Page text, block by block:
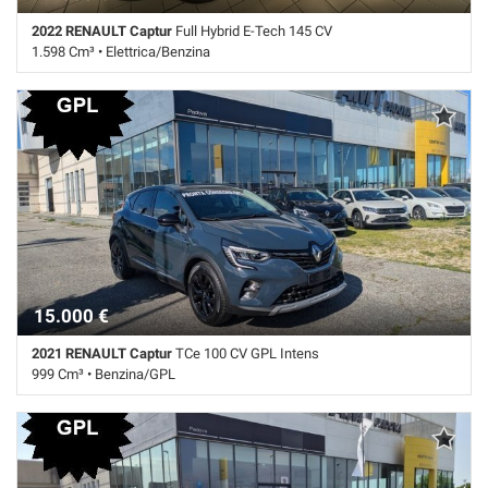
2022 RENAULT Captur Full Hybrid E-Tech 145 CV
1.598 Cm³ • Elettrica/Benzina
34.000 Km • Cambio Automatico (4) • Grigio scuro metallizzato • 5
Porte • ABS • Airbag • Airbag laterali • Airbag Passeggero • Airbag
testa • Bluetooth • Bracciolo • Cerchi in lega • Chiusura centralizzata •
Climatizzatore • Controllo elettronico della corsia • Controllo trazione •
Cruise Control • ESP • Fari LED • Frenata d'emergenza assistita •
Immobilizzatore elettronico • Riconoscimento dei segnali stradali •
Sensore di luce • Sensore di pioggia • Sensori di parcheggio posteriori
• Servosterzo • Navigatore satellitare • Specchietti laterali elettrici •
Telecamera per parcheggio assistito
15.000 €
2021 RENAULT Captur TCe 100 CV GPL Intens
999 Cm³ • Benzina/GPL
73.000 Km • Cambio Manuale (6) • GRIGIO pastello • 5 Porte • ABS •
Airbag • Airbag laterali • Airbag Passeggero • Airbag testa •
Alzacristalli elettrici • Autoradio • Autoradio digitale • Bluetooth •
Boardcomputer • Bracciolo • Cerchi in lega • Chiusura centralizzata •